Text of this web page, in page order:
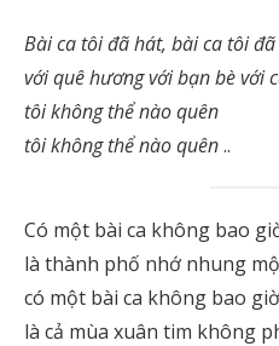
Bài ca tôi đã hát, bài ca tôi
với quê hương với bạn bè với
tôi không thể nào quên
tôi không thể nào quên..
Có một bài ca không bao
là thành phố nhớ nhung
có một bài ca không bao
là cả mùa xuân tim không